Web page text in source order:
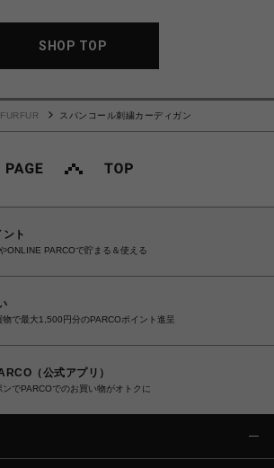
SHOP TOP
FURFUR スパンコール刺繍カーディガン
ト
ONLINE PARCOで貯まる＆使える
物で最大1,500円分のPARCOポイント進呈
（公式アプリ）
ンでPARCOでのお買い物がオトクに